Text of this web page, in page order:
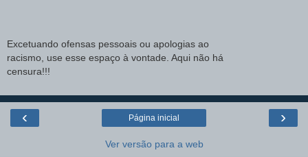
Excetuando ofensas pessoais ou apologias ao
racismo, use esse espaço à vontade. Aqui não há
censura!!!
‹ ›
Página inicial
Ver versão para a web